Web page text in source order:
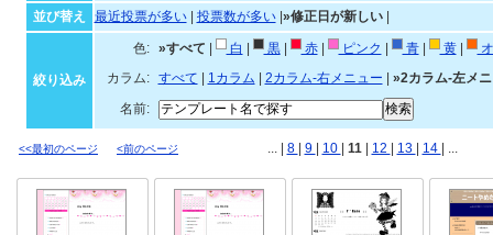
並び替え
最近投票が多い| 投票数が多い| »修正日が新しい|
絞り込み
色: »すべて 白 黒| 赤| ピンク 青| 黄|
カラム:
すべて 1カラム 2カラム-右メニュー
»2カラム-左メ
名前:
<<最初のページ <前のページ ... | 8 9 10 11 12 13 14 | ...